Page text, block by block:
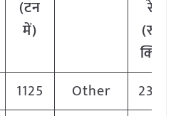
(टन
में)
रेट
(रु./
क्विं.)
1125 Other
2350